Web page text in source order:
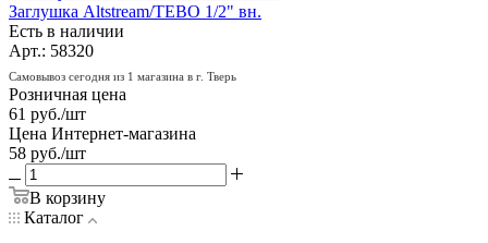
Заглушка Altstream/TEBO 1/2" вн.
Есть в наличии
Арт.: 58320
Самовывоз сегодня из 1 магазина в г. Тверь
Розничная цена
61 руб./шт
Цена Интернет-магазина
58 руб./шт
В корзину
Каталог